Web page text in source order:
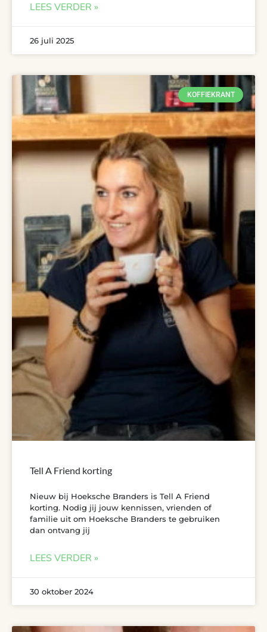
LEES VERDER »
26 juli 2025
KOFFIEKRANT
Tell A Friend korting
Nieuw bij Hoeksche Branders is Tell A Friend
korting. Nodig jij jouw kennissen, vrienden of
familie uit om Hoeksche Branders te gebruiken
dan ontvang jij
LEES VERDER »
30 oktober 2024